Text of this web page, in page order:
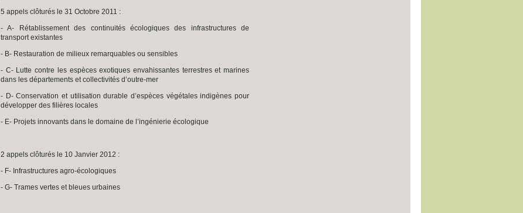
5 appels clôturés le 31 Octobre 2011 :
- A- Rétablissement des continuités écologiques des infrastructures de
transport existantes
- B- Restauration de milieux remarquables ou sensibles
- C- Lutte contre les espèces exotiques envahissantes terrestres et marines
dans les départements et collectivités d’outre-mer
- D- Conservation et utilisation durable d’espèces végétales indigènes pour
développer des filières locales
- E- Projets innovants dans le domaine de l’ingénierie écologique
2 appels clôturés le 10 Janvier 2012 :
- F- Infrastructures agro-écologiques
- G- Trames vertes et bleues urbaines